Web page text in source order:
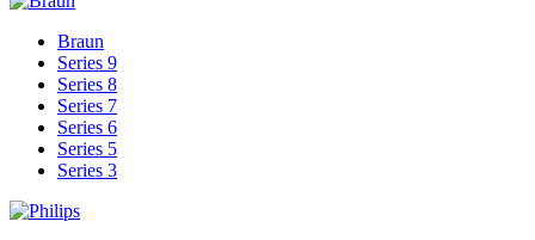
Braun
Series 9
Series 8
Series 7
Series 6
Series 5
Series 3